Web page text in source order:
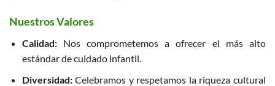
Nuestros Valores
Calidad:Nos comprometemos a ofrecer el más alto
estándar de cuidado infantil.
Diversidad:Celebramos y respetamos la riqueza cultural